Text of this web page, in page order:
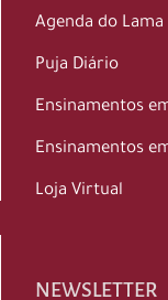
Agenda do Lama
Puja Diário
Ensinamentos
Ensinamentos
Loja Virtual
NEWSLETTER